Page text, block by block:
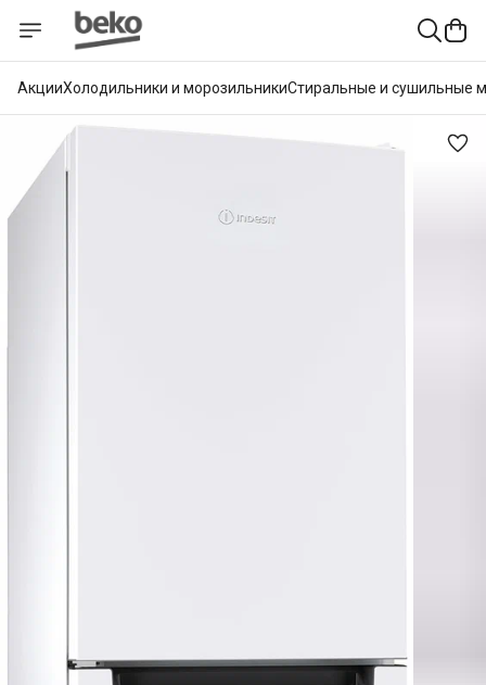
АкцииХолодильники и морозильникиСтиральные и сушильные